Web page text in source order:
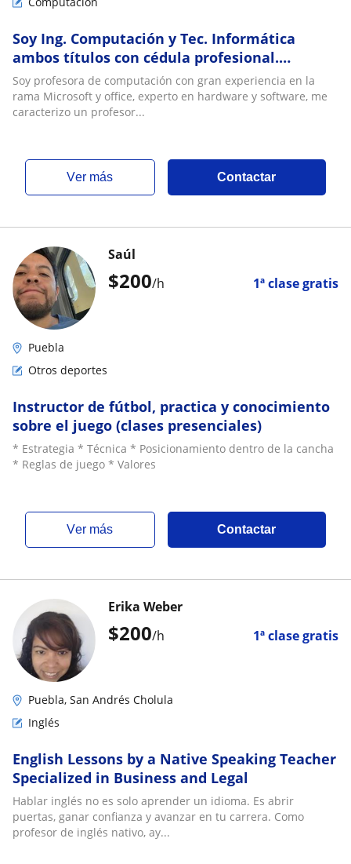
Soy Ing. Computación y Tec. Informática
ambos títulos con cédula profesional.
Imparto clases para distintos niveles
académicos primaría, secundaria,
bachillerato, licenciatura
Soy profesora de computación con gran experiencia en la
rama Microsoft y office, experto en hardware y software, me
caracterizo un profesor...
ver más Contactar
$200/h 1ª clase gratis
Saúl
Puebla
Otros deportes
Instructor de fútbol, practica y conocimiento
sobre el juego (clases presenciales)
* Estrategia * Técnica * Posicionamiento dentro de la cancha
* Reglas de juego * Valores
ver más Contactar
$200/h 1ª clase gratis
Erika Weber
Puebla, San Andrés Cholula
Inglés
English Lessons by a Native Speaking Teacher
Specialized in Business and Legal
Hablar inglés no es solo aprender un idioma. Es abrir
puertas, ganar confianza y avanzar en tu carrera. Como
profesor de inglés nativo, ay...